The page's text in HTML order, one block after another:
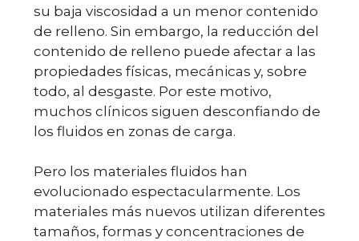
su baja viscosidad a un menor contenido
de relleno. Sin embargo, la reducción del
contenido de relleno puede afectar a las
propiedades físicas, mecánicas y, sobre
todo, al desgaste. Por este motivo,
muchos clínicos siguen desconfiando de
los fluidos en zonas de carga.
Pero los materiales fluidos han
evolucionado espectacularmente. Los
materiales más nuevos utilizan diferentes
tamaños, formas y concentraciones de